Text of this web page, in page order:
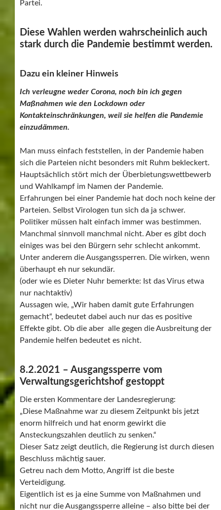
Partei.
Diese Wahlen werden wahrscheinlich auch
stark durch die Pandemie bestimmt werden.
Dazu ein kleiner Hinweis
Ich verleugne weder Corona, noch bin ich gegen
Maßnahmen wie den Lockdown oder
Kontakteinschränkungen, weil sie helfen die Pandemie
einzudämmen.
Man muss einfach feststellen, in der Pandemie haben
sich die Parteien nicht besonders mit Ruhm bekleckert.
Hauptsächlich stört mich der Überbietungswettbewerb
und Wahlkampf im Namen der Pandemie.
Erfahrungen bei einer Pandemie hat doch noch keine der
Parteien. Selbst Virologen tun sich da ja schwer.
Politiker müssen halt einfach immer was bestimmen.
Manchmal sinnvoll manchmal nicht. Aber es gibt doch
einiges was bei den Bürgern sehr schlecht ankommt.
Unter anderem die Ausgangssperren. Die wirken, wenn
überhaupt eh nur sekundär.
(oder wie es Dieter Nuhr bemerkte: Ist das Virus etwa
nur nachtaktiv)
Aussagen wie, „Wir haben damit gute Erfahrungen
gemacht“, bedeutet dabei auch nur das es positive
Effekte gibt. Ob die aber alle gegen die Ausbreitung der
Pandemie helfen bedeutet es nicht.
8.2.2021 – Ausgangssperre vom
Verwaltungsgerichtshof gestoppt
Die ersten Kommentare der Landesregierung:
„Diese Maßnahme war zu diesem Zeitpunkt bis jetzt
enorm hilfreich und hat enorm gewirkt die
Ansteckungszahlen deutlich zu senken.“
Dieser Satz zeigt deutlich, die Regierung ist durch diesen
Beschluss mächtig sauer.
Getreu nach dem Motto, Angriff ist die beste
Verteidigung.
Eigentlich ist es ja eine Summe von Maßnahmen und
nicht nur die Ausgangssperre alleine – also bitte bei der